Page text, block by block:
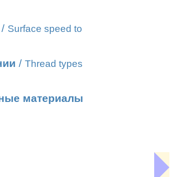
/ Surface speed to
/ Thread types
материалы